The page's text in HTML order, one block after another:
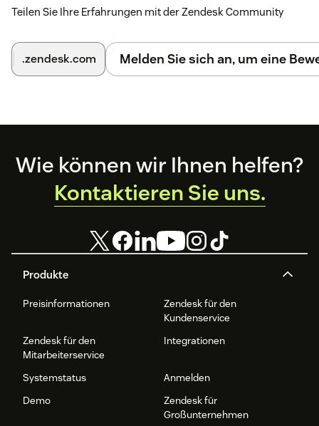
Teilen Sie Ihre Erfahrungen mit der Zendesk Community
.zendesk.com Melden Sie sich an, um eine
Footer
Produkte
Preisinformationen
Zendesk für den
Kundenservice
Zendesk für den
Mitarbeiterservice
Integrationen
Systemstatus
Anmelden
Demo
Zendesk für
Großunternehmen
Wie können wir Ihnen helfen?
Kontaktieren Sie uns.